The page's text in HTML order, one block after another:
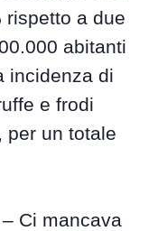
rispetto a due
abitanti
incidenza di
e frodi
per un totale
– Ci mancava